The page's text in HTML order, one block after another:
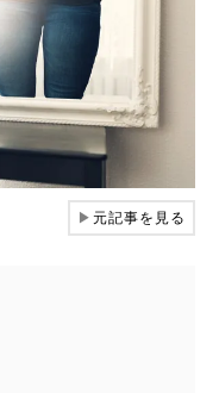
▶元記事を見る